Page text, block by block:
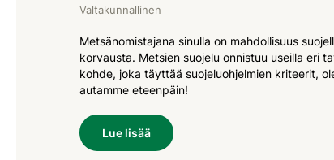
Valtakunnallinen
Metsänomistajana sinulla on mahdollisuus
korvausta. Metsien suojelu onnistuu useilla eri
kohde, joka täyttää suojeluohjelmien kriteerit,
autamme eteenpäin!
Lue lisää